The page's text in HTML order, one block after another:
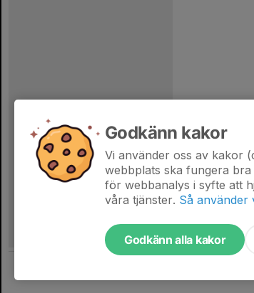
Godkänn kakor
Vi använder oss av kakor
webbplats ska fungera
för webbanalys i syfte att
våra tjänster. Så använder
Godkänn alla kakor